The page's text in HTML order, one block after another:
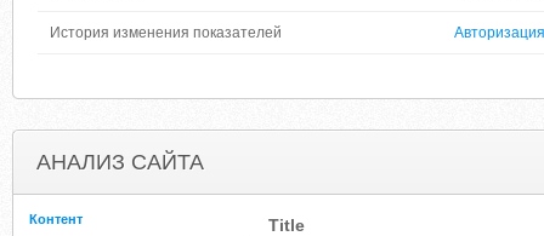
История изменения показателей Авторизация
АНАЛИЗ САЙТА
Контент Title